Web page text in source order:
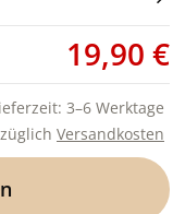
19,90 €
3–6 Werktage
Versandkosten